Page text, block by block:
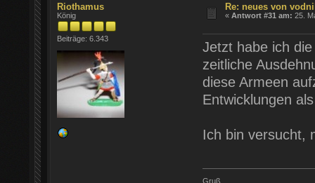
Riothamus
König
Beiträge: 6.343
Re: neues von
«Antwort #31 am: 25.
Jetzt habe ich
zeitliche
diese Armeen
Entwicklungen
Ich bin versucht,
Gruß